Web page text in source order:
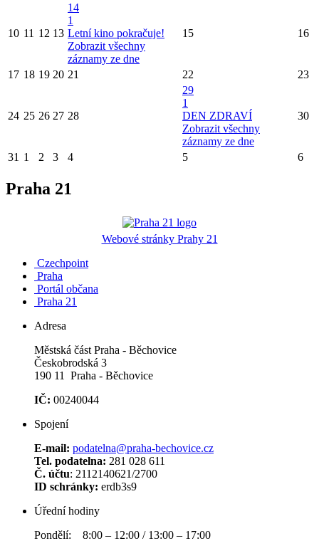
10 11 12 13
14
1
Letní kino pokračuje!
Zobrazit všechny
záznamy ze dne
15 16
17 18 19 20 21 22 23
24 25 26 27 28
29
1
DEN ZDRAVÍ
Zobrazit všechny
záznamy ze dne
30
31 1 2 3 4 5 6
Praha 21
Webové stránky Prahy 21
Czechpoint
Praha
Portál občana
Praha 21
Adresa
Městská část Praha - Běchovice
Českobrodská 3
190 11 Praha - Běchovice
IČ: 00240044
Spojení
E-mail: podatelna@praha-bechovice.cz
Tel. podatelna: 281 028 611
Č. účtu: 2112140621/2700
ID schránky: erdb3s9
Úřední hodiny
Pondělí: 8:00 – 12:00 / 13:00 – 17:00